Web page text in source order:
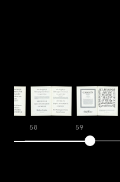
58 59